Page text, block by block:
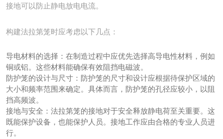
接地可以防止静电放电电流。
构建法拉第笼时应考虑以下几点：
导电材料的选择： 在制造过程中应优先选择高导电性材料，例如
铜或铝。这些材料能确保有效阻挡电磁波。
防护笼的设计与尺寸： 防护笼的尺寸和设计应根据待保护区域的
大小和频率范围来确定。具体而言，防护笼的孔径应较小，以阻
挡高频波。
接地与安全： 法拉第笼的接地对于安全释放静电荷至关重要。这
既能保护设备，也能保护人员。接地工作应由合格的专业人员进
行。